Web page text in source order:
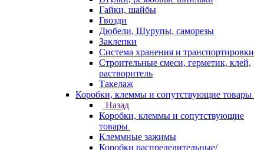
Гайки, шайбы
Гвозди
Дюбели, Шурупы, саморезы
Заклепки
Система хранения и транспортировки
Строительные смеси, герметик, клей,
растворитель
Такелаж
Коробки, клеммы и сопутствующие товары
Назад
Коробки, клеммы и сопутствующие
товары
Клеммные зажимы
Коробки распределительные/